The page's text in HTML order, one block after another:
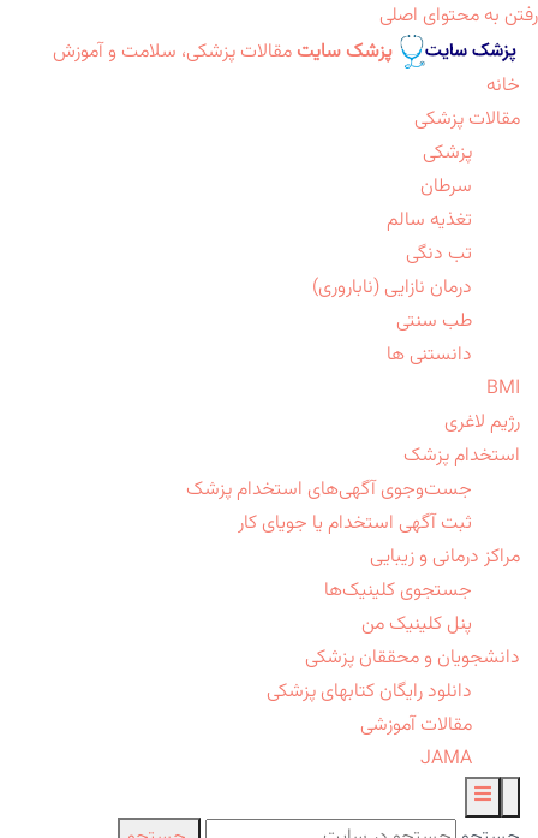
رفتن به محتوای اصلی
پزشک سایت مقالات پزشکی، سلامت و آموزش
خانه
مقالات پزشکی
پزشکی
سرطان
تغذیه سالم
تب دنگی
درمان نازایی (ناباروری)
طب سنتی
دانستنی ها
BMI
رژیم لاغری
استخدام پزشک
جست‌وجوی آگهی‌های استخدام پزشک
ثبت آگهی استخدام یا جویای کار
مراکز درمانی و زیبایی
جستجوی کلینیک‌ها
پنل کلینیک من
دانشجویان و محققان پزشکی
دانلود رایگان کتابهای پزشکی
مقالات آموزشی
JAMA